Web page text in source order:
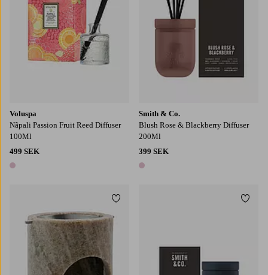
Voluspa
Nãpali Passion Fruit Reed Diffuser
100Ml
499 SEK
1 färg
Smith & Co.
Blush Rose & Blackberry Diffuser
200Ml
399 SEK
1 färg
Lägg till i favoriter